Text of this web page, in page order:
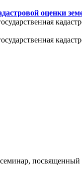
оценки